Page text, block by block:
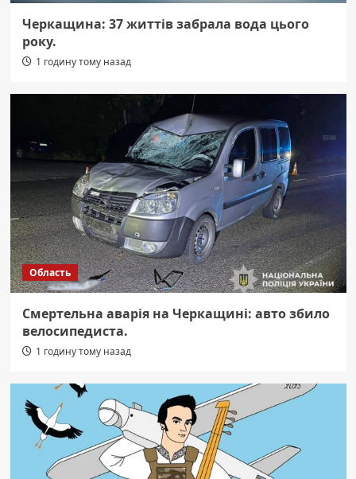
Черкащина: 37 життів забрала вода цього
року.
1 годину тому назад
Область
Смертельна аварія на Черкащині: авто збило
велосипедиста.
1 годину тому назад